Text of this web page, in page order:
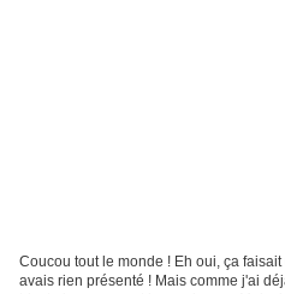
Coucou tout le monde ! Eh oui, ça
avais rien présenté ! Mais comme j'ai